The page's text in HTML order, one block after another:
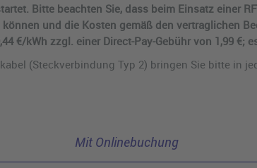
Bitte beachten Sie, dass beim Einsatz einer
und die Kosten gemäß den vertraglichen
€/kWh zzgl. einer Direct-Pay-Gebühr von 1,99 €;
(Steckverbindung Typ 2) bringen Sie bitte in
Mit Onlinebuchung